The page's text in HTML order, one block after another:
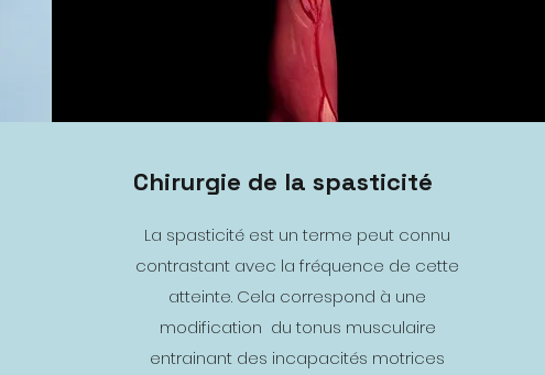
Chirurgie de la spasticité
La spasticité est un terme peut connu
contrastant avec la fréquence de cette
atteinte. Cela correspond à une
modification du tonus musculaire
entrainant des incapacités motrices